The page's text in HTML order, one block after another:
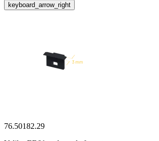
keyboard_arrow_right
76.50182.29